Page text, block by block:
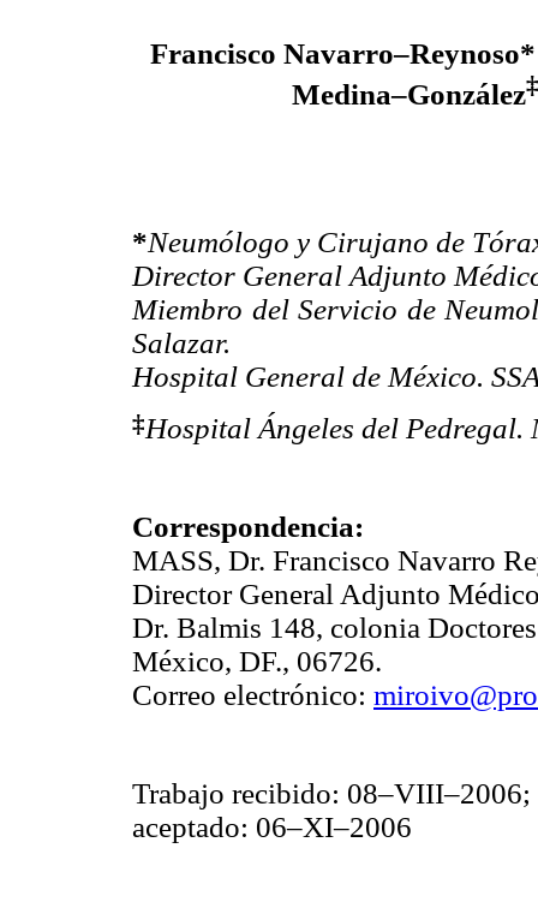
Francisco
Medina–González‡
*Neumólogo y Cirujano de
Director General Adjunto
Miembro del Servicio de
Salazar.
Hospital General de México.
‡Hospital Ángeles del Pedregal.
Correspondencia:
MASS, Dr. Francisco Navarro
Director General Adjunto
Dr. Balmis 148, colonia
México, DF., 06726.
Correo electrónico:
Trabajo recibido: 08–VIII–2006;
aceptado: 06–XI–2006